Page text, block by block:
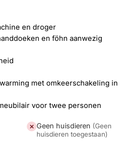
en droger
en föhn aanwezig
met omkeerschakeling in
voor twee personen
✕ Geen huisdieren (Geen
huisdieren toegestaan)